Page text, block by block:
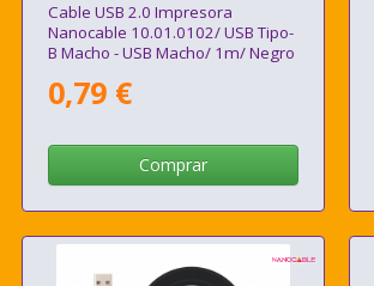
Cable USB 2.0 Impresora
Nanocable 10.01.0102/ USB Tipo-
B Macho - USB Macho/ 1m/ Negro
0,79 €
Comprar